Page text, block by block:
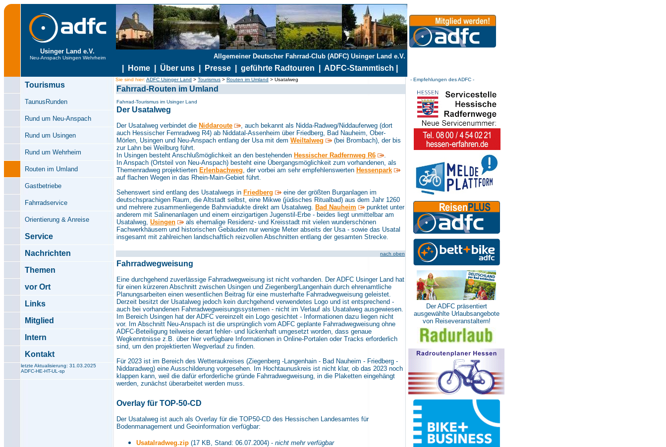
Usinger Land e.V.
Neu-Anspach Usingen Wehrheim Allgemeiner Deutscher Fahrrad-Club (ADFC) Usinger Land e.V.
Home Über uns Presse geführte Radtouren ADFC-Stammtisch
Tourismus
TaunusRunden
Rund um Neu-Anspach
Rund um Usingen
Rund um Wehrheim
Routen im Umland
Gastbetriebe
Fahrradservice
Orientierung & Anreise
Service
Nachrichten
Themen
vor Ort
Links
Mitglied
Intern
Kontakt
letzte Aktualisierung: 31.03.2025
ADFC-HE-HT-UL-sp
Sie sind hier: ADFC Usinger Land > Tourismus > Routen im Umland > Usatalweg
Fahrrad-Routen im Umland
Fahrrad-Tourismus im Usinger Land
Der Usatalweg
Der Usatalweg verbindet die Niddaroute
, auch bekannt als Nidda-Radweg/Niddauferweg (dort
auch Hessischer Fernradweg R4) ab Niddatal-Assenheim über Friedberg, Bad Nauheim, Ober-
Mörlen, Usingen und Neu-Anspach entlang der Usa mit dem Weiltalweg
(bei Brombach), der bis
zur Lahn bei Weilburg führt.
In Usingen besteht Anschlußmöglichkeit an den bestehenden Hessischer Radfernweg R6
.
In Anspach (Ortsteil von Neu-Anspach) besteht eine Übergangsmöglichkeit zum vorhandenen, als
Themenradweg projektierten Erlenbachweg, der vorbei am sehr empfehlenswerten Hessenpark
auf flachen Wegen in das Rhein-Main-Gebiet führt.
Sehenswert sind entlang des Usatalwegs in Friedberg
eine der größten Burganlagen im
deutschsprachigen Raum, die Altstadt selbst, eine Mikwe (jüdisches Ritualbad) aus dem Jahr 1260
und mehrere zusammenliegende Bahnviadukte direkt am Usatalweg. Bad Nauheim
punktet unter
anderem mit Salinenanlagen und einem einzigartigen Jugenstil-Erbe - beides liegt unmittelbar am
Usatalweg, Usingen
als ehemalige Residenz- und Kreisstadt mit vielen wunderschönen
Fachwerkhäusern und historischen Gebäuden nur wenige Meter abseits der Usa - sowie das Usatal
insgesamt mit zahlreichen landschaftlich reizvollen Abschnitten entlang der gesamten Strecke.
nach oben
Fahrradwegweisung
Eine durchgehend zuverlässige Fahrradwegweisung ist nicht vorhanden. Der ADFC Usinger Land hat
für einen kürzeren Abschnitt zwischen Usingen und Ziegenberg/Langenhain durch ehrenamtliche
Planungsarbeiten einen wesentlichen Beitrag für eine musterhafte Fahrradwegweisung geleistet.
Derzeit besitzt der Usatalweg jedoch kein durchgehend verwendetes Logo und ist entsprechend -
auch bei vorhandenen Fahrradwegweisungssystemen - nicht im Verlauf als Usatalweg ausgewiesen.
Im Bereich Usingen hat der ADFC vereinzelt ein Logo gesichtet - Informationen dazu liegen nicht
vor. Im Abschnitt Neu-Anspach ist die ursprünglich vom ADFC geplante Fahrradwegweisung ohne
ADFC-Beteiligung teilweise derart fehler- und lückenhaft umgesetzt worden, dass genaue
Wegkenntnisse z.B. über hier verfügbare Informationen in Online-Portalen oder Tracks erforderlich
sind, um den projektierten Wegverlauf zu finden.
Für 2023 ist im Bereich des Wetteraukreises (Ziegenberg -Langenhain - Bad Nauheim - Friedberg -
Niddaradweg) eine Ausschilderung vorgesehen. Im Hochtaunuskreis ist nicht klar, ob das 2023 noch
klappen kann, weil die dafür erforderliche gründe Fahrradwegweisung, in die Plaketten eingehängt
werden, zunächst überarbeitet werden muss.
Overlay für TOP-50-CD
Der Usatalweg ist auch als Overlay für die TOP50-CD des Hessischen Landesamtes für
Bodenmanagement und Geoinformation verfügbar:
Usatalradweg.zip (17 KB, Stand: 06.07.2004) - nicht mehr verfügbar
- Empfehlungen des ADFC -
Der ADFC präsentiert
ausgewählte Urlaubsangebote
von Reiseveranstaltern!